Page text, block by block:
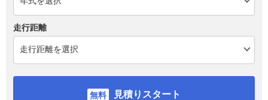
走行距離
見積りスタート